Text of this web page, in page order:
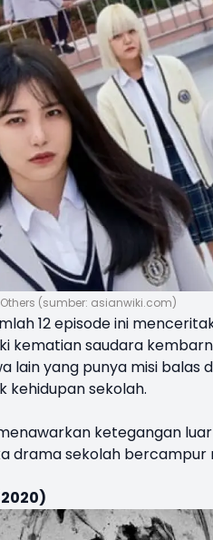
(sumber: asianwiki.com)
12 episode ini
kematian saudara
lain yang punya misi
kehidupan sekolah.
ketegangan
drama sekolah bercampur